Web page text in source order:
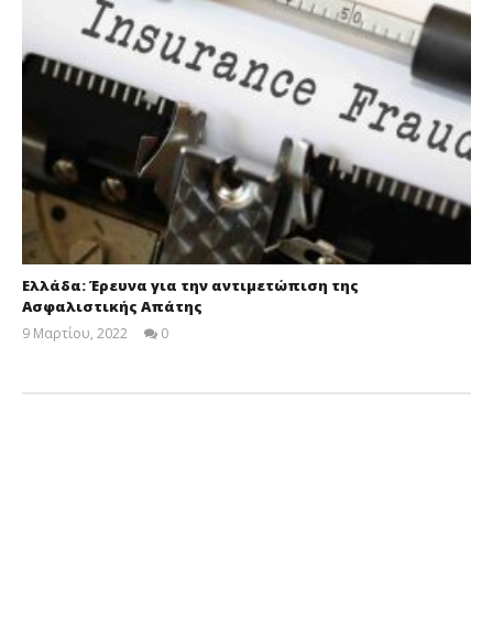
Ελλάδα: Έρευνα για την αντιμετώπιση της
Ασφαλιστικής Απάτης
9 Μαρτίου, 2022
0